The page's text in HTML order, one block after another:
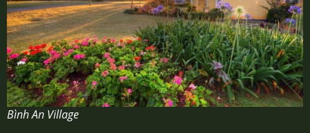
Bình An Village